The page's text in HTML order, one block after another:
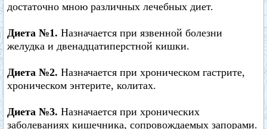
достаточно мною различных лечебных диет.
Диета №1. Назначается при язвенной болезни
желудка и двенадцатиперстной кишки.
Диета №2. Назначается при хроническом гастрите,
хроническом энтерите, колитах.
Диета №3. Назначается при хронических
заболеваниях кишечника, сопровождаемых запорами.